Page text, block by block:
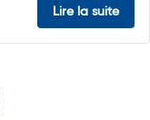
Lire la suite